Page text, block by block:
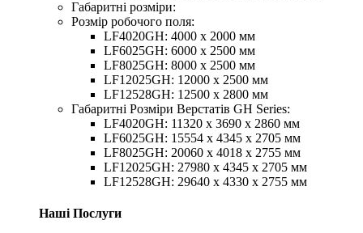
Габаритні розміри:
Розмір робочого поля:
LF4020GH: 4000 x 2000 мм
LF6025GH: 6000 x 2500 мм
LF8025GH: 8000 х 2500 мм
LF12025GH: 12000 x 2500 мм
LF12528GH: 12500 х 2800 мм
Габаритні Розміри Верстатів GH Series:
LF4020GH: 11320 x 3690 x 2860 мм
LF6025GH: 15554 x 4345 x 2705 мм
LF8025GH: 20060 х 4018 х 2755 мм
LF12025GH: 27980 x 4345 x 2705 мм
LF12528GH: 29640 х 4330 х 2755 мм
Наші Послуги